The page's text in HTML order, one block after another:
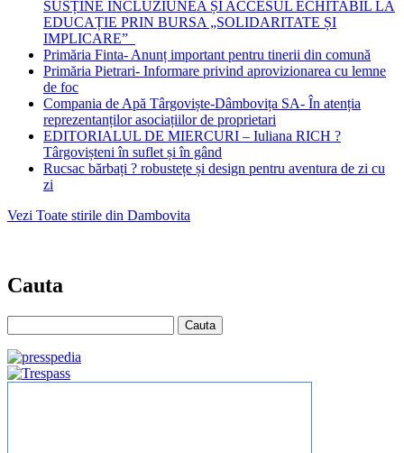
SUSȚINE INCLUZIUNEA ȘI ACCESUL ECHITABIL LA
EDUCAȚIE PRIN BURSA „SOLIDARITATE ȘI
IMPLICARE”
Primăria Finta- Anunț important pentru tinerii din comună
Primăria Pietrari- Informare privind aprovizionarea cu lemne
de foc
Compania de Apă Târgoviște-Dâmbovița SA- În atenția
reprezentanților asociațiilor de proprietari
EDITORIALUL DE MIERCURI – Iuliana RICH ?
Târgovișteni în suflet și în gând
Rucsac bărbați ? robustețe și design pentru aventura de zi cu
zi
Vezi Toate stirile din Dambovita
Cauta